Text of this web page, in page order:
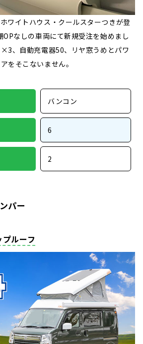
ワイトハウス・クールスターつきが登
なしの車両にて新規受注を始めまし
、自動充電器50、リヤ窓うめとパワ
をそこないません。
バンコン
6
2
パー
ルーフ